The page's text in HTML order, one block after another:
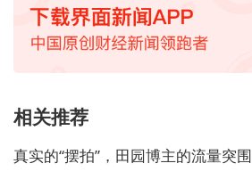
相关推荐
真实的“摆拍”，田园博主的流量突围